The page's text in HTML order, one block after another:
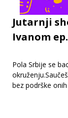
Jutarnji
Ivanom
Pola Srbije se
bez podrške